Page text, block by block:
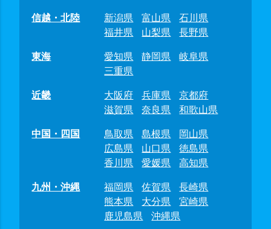
信越・北陸
新潟県 富山県
石川県
福井県
山梨県
長野県
東海
愛知県 静岡県
岐阜県
三重県
近畿
大阪府 兵庫県
京都府
滋賀県
奈良県
和歌山県
中国・四国
鳥取県 島根県
岡山県
広島県
山口県
徳島県
香川県
愛媛県
高知県
九州・沖縄
福岡県 佐賀県
長崎県
熊本県
大分県
宮崎県
鹿児島県
沖縄県